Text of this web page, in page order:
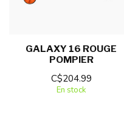
GALAXY 16 ROUGE
POMPIER
C$204.99
En stock